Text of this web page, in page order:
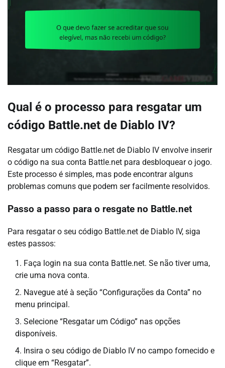
Qual é o processo para resgatar um
código Battle.net de Diablo IV?
Resgatar um código Battle.net de Diablo IV envolve inserir
o código na sua conta Battle.net para desbloquear o jogo.
Este processo é simples, mas pode encontrar alguns
problemas comuns que podem ser facilmente resolvidos.
Passo a passo para o resgate no Battle.net
Para resgatar o seu código Battle.net de Diablo IV, siga
estes passos:
Faça login na sua conta Battle.net. Se não tiver uma,
crie uma nova conta.
Navegue até à seção “Configurações da Conta” no
menu principal.
Selecione “Resgatar um Código” nas opções
disponíveis.
Insira o seu código de Diablo IV no campo fornecido e
clique em “Resgatar”.